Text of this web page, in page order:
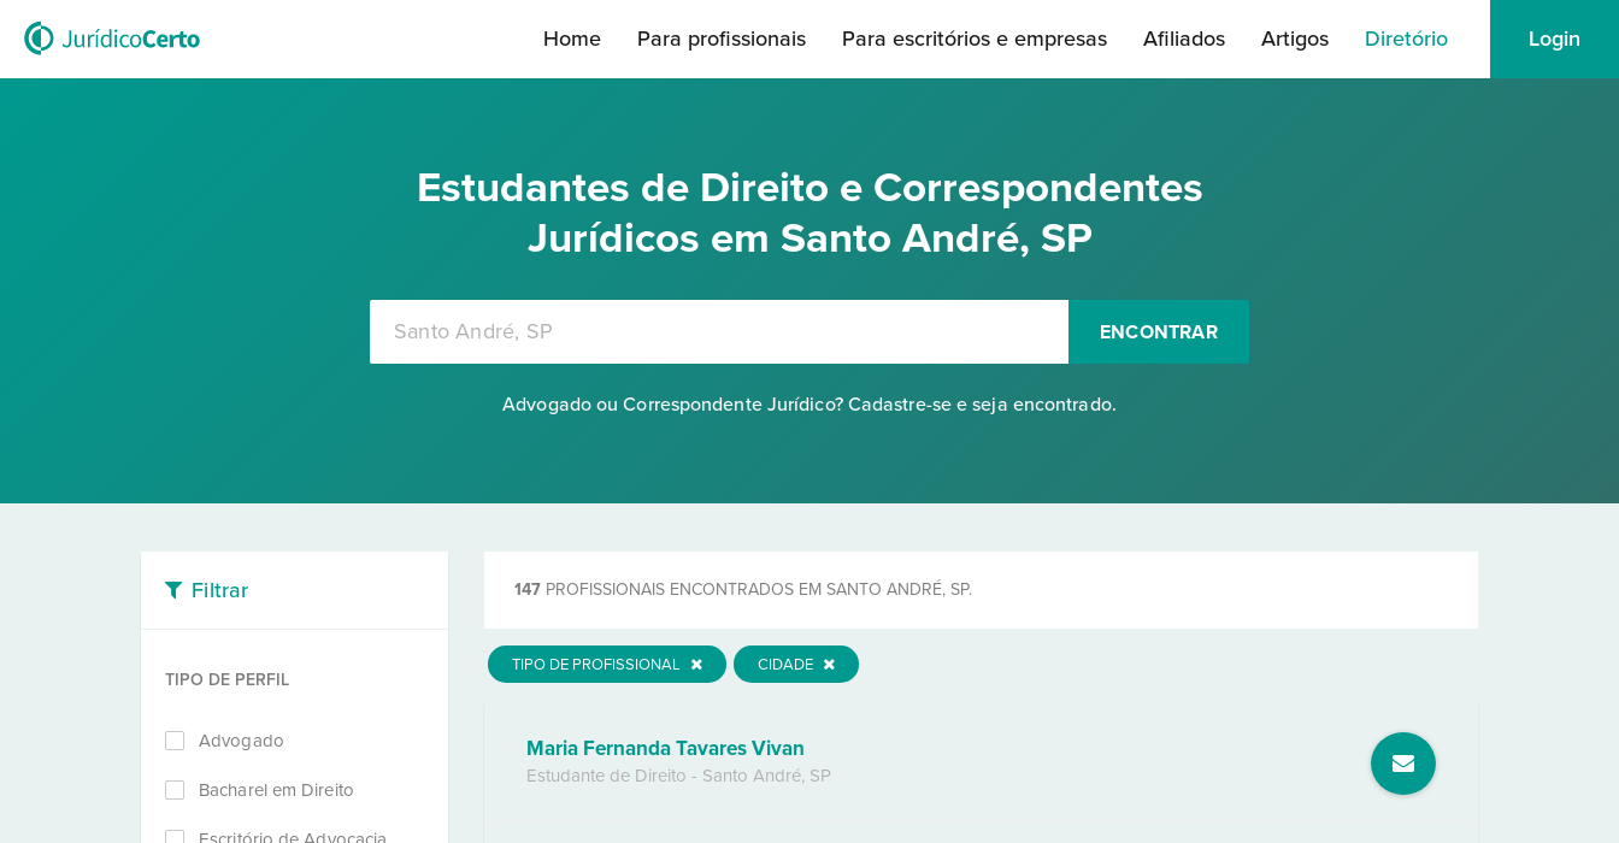
Home Para profissionais Para escritórios e empresas Afiliados Artigos Diretório Login
Estudantes de Direito e Correspondentes
Jurídicos em Santo André, SP
ENCONTRAR
Advogado ou Correspondente Jurídico? Cadastre-se e seja encontrado.
Filtrar
TIPO DE PERFIL
Advogado
Bacharel em Direito
147 PROFISSIONAIS ENCONTRADOS EM SANTO ANDRÉ, SP.
TIPO DE PROFISSIONAL CIDADE
Maria Fernanda Tavares Vivan
Estudante de Direito - Santo André, SP